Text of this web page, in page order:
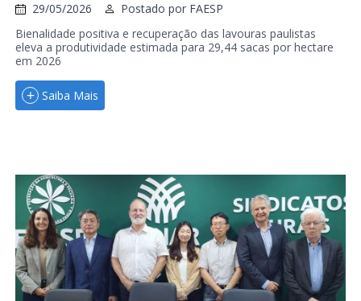
29/05/2026 Postado por FAESP
Bienalidade positiva e recuperação das lavouras paulistas
eleva a produtividade estimada para 29,44 sacas por hectare
em 2026
Saiba Mais